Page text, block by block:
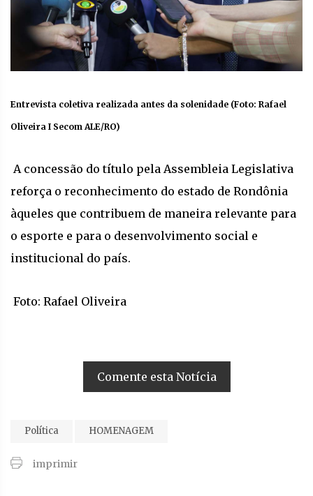
Entrevista coletiva realizada antes da solenidade (Foto: Rafael
Oliveira I Secom ALE/RO)
A concessão do título pela Assembleia Legislativa
reforça o reconhecimento do estado de Rondônia
àqueles que contribuem de maneira relevante para
o esporte e para o desenvolvimento social e
institucional do país.
Foto: Rafael Oliveira
Comente esta Notícia
Política HOMENAGEM
imprimir